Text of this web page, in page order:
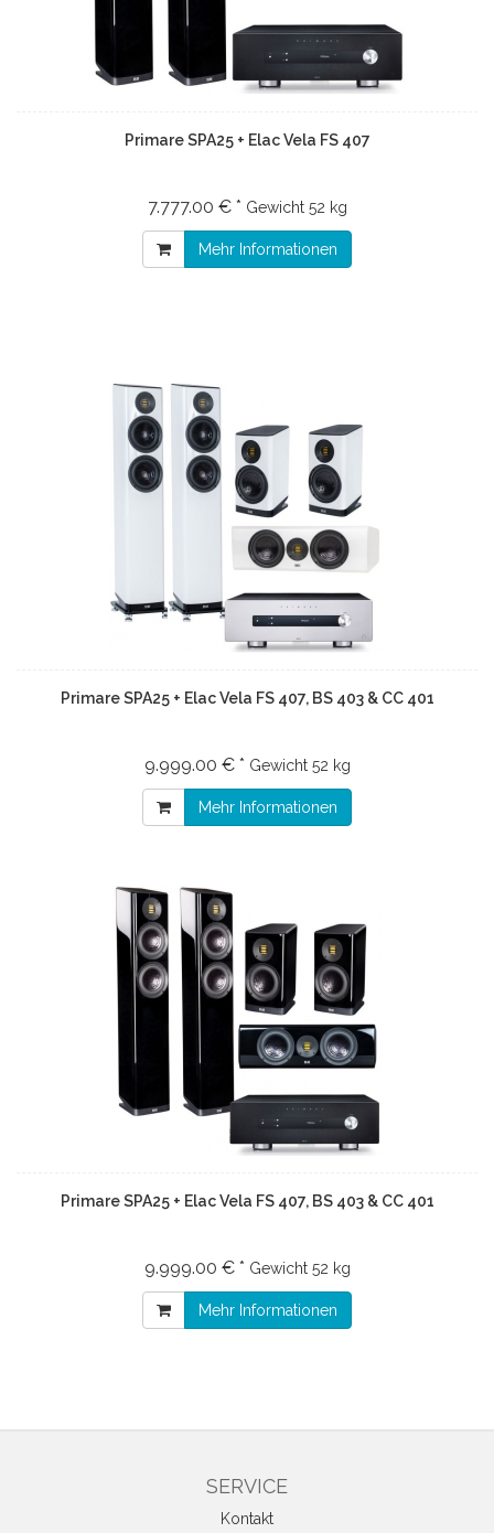
Primare SPA25 + Elac Vela FS 407
7.777.00 € * Gewicht 52 kg
Mehr Informationen
Primare SPA25 + Elac Vela FS 407, BS 403 & CC 401
9.999.00 € * Gewicht 52 kg
Mehr Informationen
Primare SPA25 + Elac Vela FS 407, BS 403 & CC 401
9.999.00 € * Gewicht 52 kg
Mehr Informationen
SERVICE
Kontakt